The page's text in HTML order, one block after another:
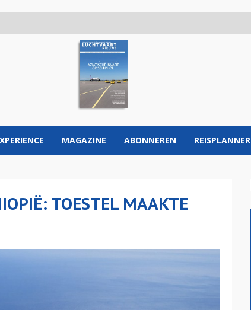
MAGAZINE ABONNEREN REISPLANNER
TOESTEL MAAKTE